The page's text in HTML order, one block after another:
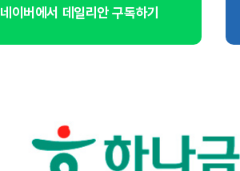
네이버에서 데일리안 구독하기